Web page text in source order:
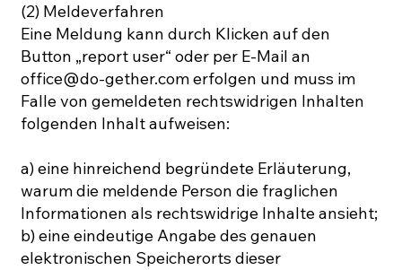
(2) Meldeverfahren
Eine Meldung kann durch Klicken auf den
Button „report user“ oder per E-Mail an
office@do-gether.com erfolgen und muss im
Falle von gemeldeten rechtswidrigen Inhalten
folgenden Inhalt aufweisen:
a) eine hinreichend begründete Erläuterung,
warum die meldende Person die fraglichen
Informationen als rechtswidrige Inhalte ansieht;
b) eine eindeutige Angabe des genauen
elektronischen Speicherorts dieser